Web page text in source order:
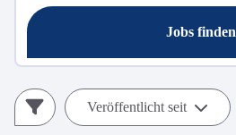
Jobs finden
Veröffentlicht seit